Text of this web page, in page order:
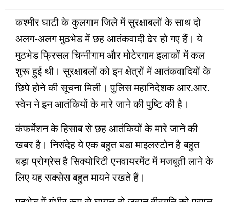
कश्‍मीर घाटी के कुलगाम जिले में सुरक्षाबलों के साथ दो
अलग-अलग मुठभेड में छह आतंकवादी ढेर हो गए हैं। ये
मुठभेड फ्रिसल चिन्‍नीगाम और मोटेरगाम इलाकों में कल
शुरू हुई थी। सुरक्षाबलों को इन क्षेत्रों में आतंकवादियों के
छिपे होने की सूचना मिली। पुलिस महानिदेशक आर.आर.
स्‍वेन ने इन आतंकियों के मारे जाने की पुष्टि की है।
कंफर्मेशन के हिसाब से छह आतंकियों के मारे जाने की
खबर है। निसंदेह ये एक बहुत बडा माइलस्टोन है बहुत
बड़ा प्रोग्रेस है सिक्योरिटी एनवायरमेंट में मजबूती लाने के
लिए यह सक्सेस बहुत मायने रखते हैं।